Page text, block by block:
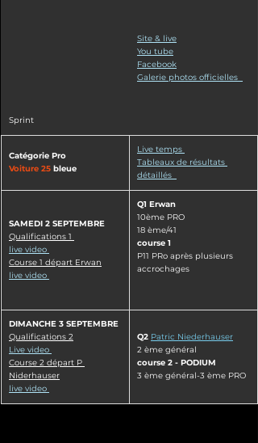
Sprint
Site & live
You tube
Facebook
Galerie photos officielles
Catégorie Pro
Voiture 25 bleue
​Live temps
Tableaux de résultats
détaillés
SAMEDI 2 SEPTEMBRE
Qualifications 1
live video
Course 1 départ Erwan
live video
Q1 Erwan
10ème PRO
18 ème/41
course 1
P11 PRo après plusieurs
accrochages
DIMANCHE 3 SEPTEMBRE
Qualifications 2
Live video
Course 2 départ P
Niderhauser
live video
Q2 Patric Niederhauser
2 ème général
course 2 - PODIUM
3 ème général-3 ème PRO